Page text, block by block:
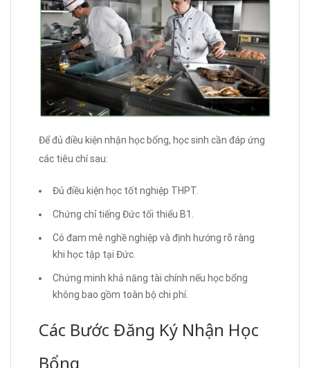
Để đủ điều kiện nhận học bổng, học sinh cần đáp ứng
các tiêu chí sau:
Đủ điều kiện học tốt nghiệp THPT.
Chứng chỉ tiếng Đức tối thiểu B1.
Có đam mê nghề nghiệp và định hướng rõ ràng
khi học tập tại Đức.
Chứng minh khả năng tài chính nếu học bổng
không bao gồm toàn bộ chi phí.
Các Bước Đăng Ký Nhận Học
Bổng